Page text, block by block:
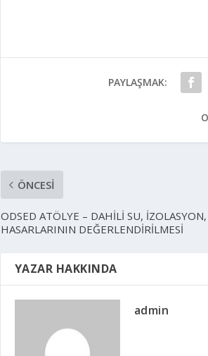
PAYLAŞMAK:
ÖNCESI
ODSED ATÖLYE – DAHİLİ SU,
HASARLARININ DEĞERLENDİRİLMESİ
YAZAR HAKKINDA
admin